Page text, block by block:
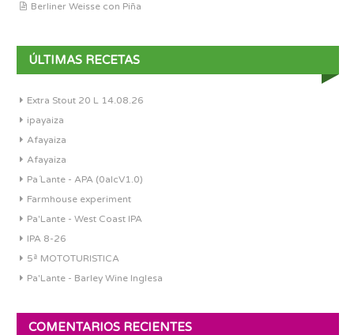
Berliner Weisse con Piña
ÚLTIMAS RECETAS
Extra Stout 20 L 14.08.26
ipayaiza
Afayaiza
Afayaiza
Pa´Lante - APA (0alcV1.0)
Farmhouse experiment
Pa'Lante - West Coast IPA
IPA 8-26
5ª MOTOTURISTICA
Pa'Lante - Barley Wine Inglesa
COMENTARIOS RECIENTES